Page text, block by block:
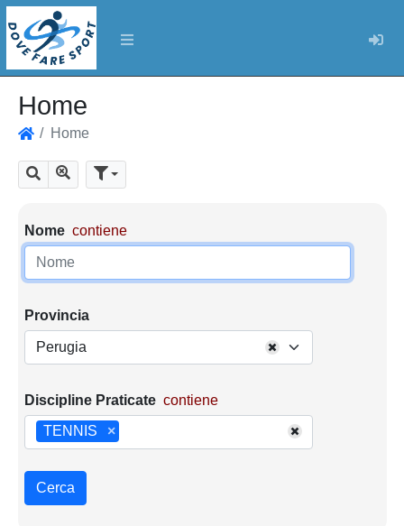
Home
Home
Cerca Mostra tutti i risultati
Parametri di ricerca
Nome contiene
Provincia
Perugia
Discipline Praticate contiene
×
TENNIS
Cerca